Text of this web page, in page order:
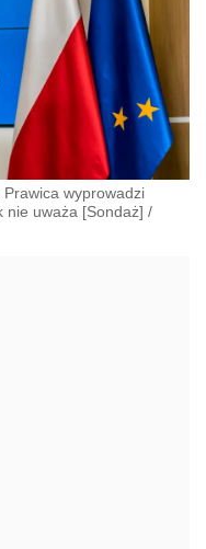
wyprowadzi
nie uważa [Sondaż] /